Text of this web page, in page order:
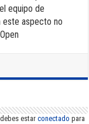
equipo de
este aspecto no
estarconectado para